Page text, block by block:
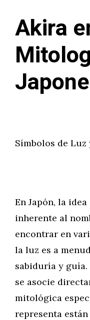
Akira
Símbolos de
En Japón, la
inherente al
encontrar en
la luz es a
sabiduría y guía.
se asocie
mitológica
representa